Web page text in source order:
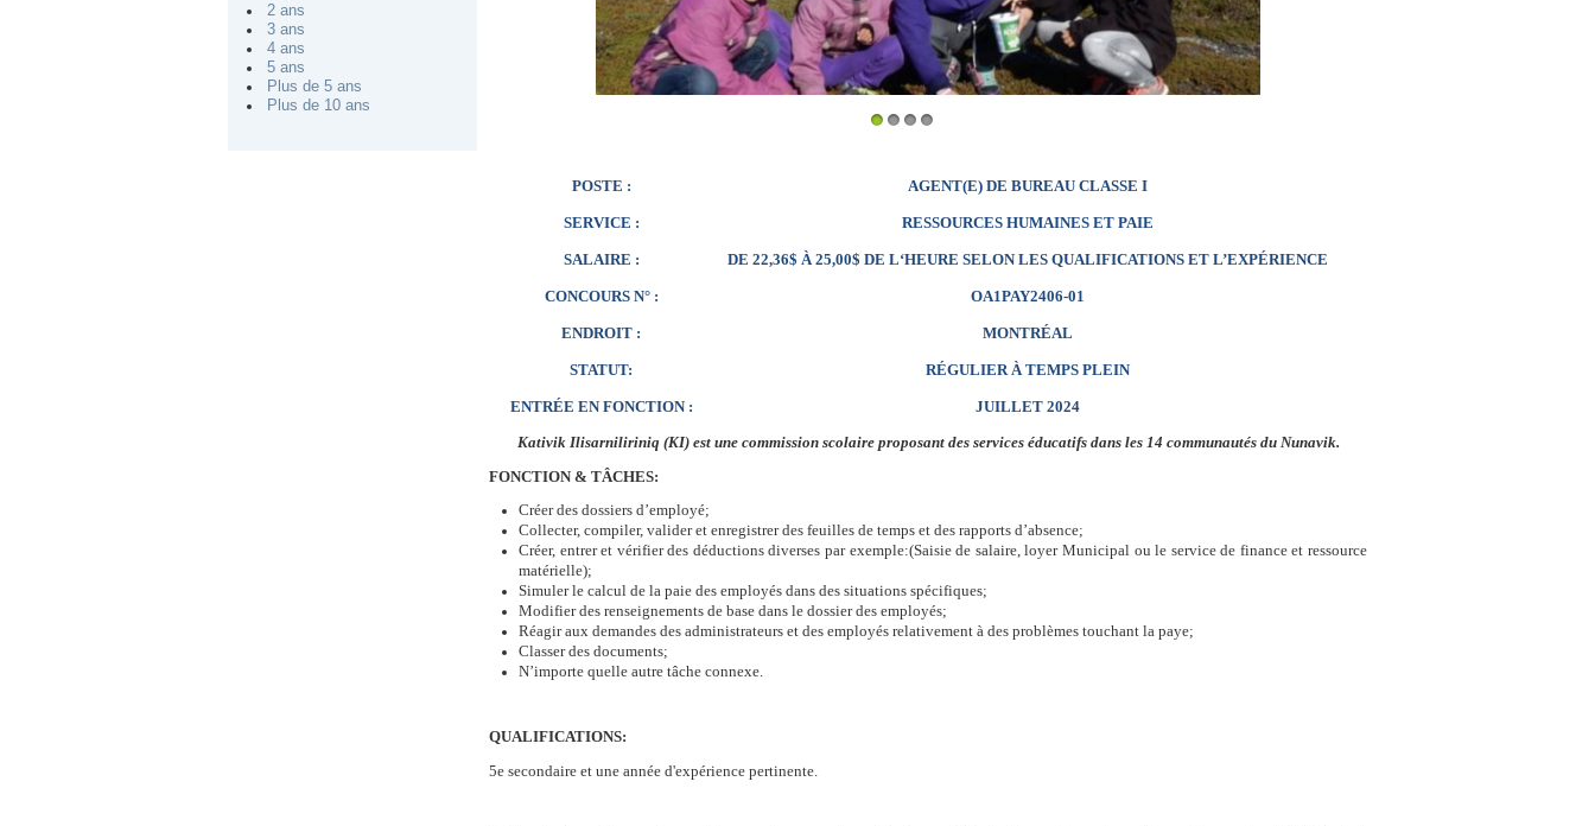
2 ans
3 ans
4 ans
5 ans
Plus de 5 ans
Plus de 10 ans
POSTE : AGENT(E) DE BUREAU CLASSE I
SERVICE : RESSOURCES HUMAINES ET PAIE
SALAIRE : DE 22,36$ À 25,00$ DE L‘HEURE SELON LES QUALIFICATIONS ET L’EXPÉRIENCE
CONCOURS N° : OA1PAY2406-01
ENDROIT : MONTRÉAL
STATUT: RÉGULIER À TEMPS PLEIN
ENTRÉE EN FONCTION : JUILLET 2024
Kativik Ilisarniliriniq (KI) est une commission scolaire proposant des services éducatifs dans les 14 communautés du Nunavik.
FONCTION & TÂCHES:
Créer des dossiers d’employé;
Collecter, compiler, valider et enregistrer des feuilles de temps et des rapports d’absence;
Créer, entrer et vérifier des déductions diverses par exemple:(Saisie de salaire, loyer Municipal ou le service de finance et ressource
matérielle);
Simuler le calcul de la paie des employés dans des situations spécifiques;
Modifier des renseignements de base dans le dossier des employés;
Réagir aux demandes des administrateurs et des employés relativement à des problèmes touchant la paye;
Classer des documents;
N’importe quelle autre tâche connexe.
QUALIFICATIONS:
5e secondaire et une année d'expérience pertinente.